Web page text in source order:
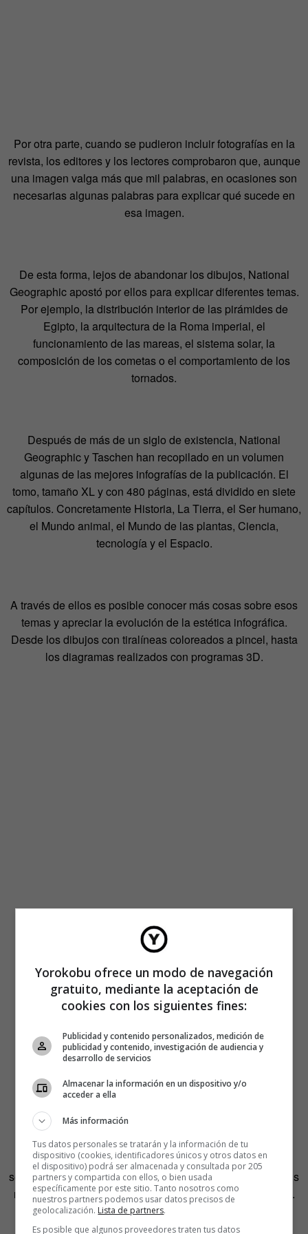
Por otra parte, cuando se pudieron incluir fotografías en la
revista, los editores y los lectores comprobaron que, aunque
una imagen valga más que mil palabras, en ocasiones son
necesarias algunas palabras para explicar qué sucede en
esa imagen.
De esta forma, lejos de abandonar los dibujos, National
Geographic apostó por ellos para explicar diferentes temas.
Por ejemplo, la distribución interior de las pirámides de
Egipto, la arquitectura de la Roma imperial, el
funcionamiento de las mareas, el sistema solar, la
composición de los cometas o el comportamiento de los
tornados.
Después de más de un siglo de existencia, National
Geographic y Taschen han recopilado en un volumen
algunas de las mejores infografías de la publicación. El
tomo, tamaño XL y con 480 páginas, está dividido en siete
capítulos. Concretamente Historia, La Tierra, el Ser humano,
el Mundo animal, el Mundo de las plantas, Ciencia,
tecnología y el Espacio.
A través de ellos es posible conocer más cosas sobre esos
temas y apreciar la evolución de la estética infográfica.
Desde los dibujos con tiralíneas coloreados a pincel, hasta
los diagramas realizados con programas 3D.
El volumen contiene también cinco desplegables, a
semejanza de los que la revista acostumbra a incluir en sus
números. Por último, se incluye un texto de Nigel Holmes.
En él, este diseñador autor de diferentes monografías
dedicadas a la infografía analiza la evolución de las
Yorokobu ofrece un modo de navegación
gratuito, mediante la aceptación de
cookies con los siguientes fines:
Publicidad y contenido personalizados, medición de
publicidad y contenido, investigación de audiencia y
desarrollo de servicios
Almacenar la información en un dispositivo y/o
acceder a ella
Más información
Tus datos personales se tratarán y la información de tu
dispositivo (cookies, identificadores únicos y otros datos en
el dispositivo) podrá ser almacenada y consultada por 205
partners y compartida con ellos, o bien usada
específicamente por este sitio. Tanto nosotros como
nuestros partners podemos usar datos precisos de
geolocalización. Lista de partners.
Es posible que algunos proveedores traten tus datos